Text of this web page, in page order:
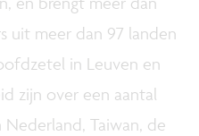
uit meer dan 97 landen
in Leuven en
zijn over een aantal
Taiwan, de